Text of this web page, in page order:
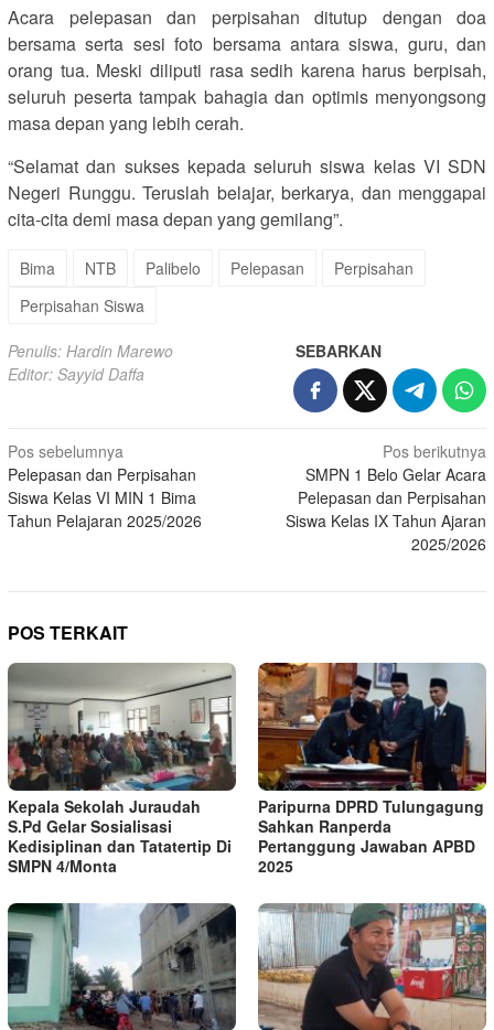
Acara pelepasan dan perpisahan ditutup dengan doa
bersama serta sesi foto bersama antara siswa, guru, dan
orang tua. Meski diliputi rasa sedih karena harus berpisah,
seluruh peserta tampak bahagia dan optimis menyongsong
masa depan yang lebih cerah.
“Selamat dan sukses kepada seluruh siswa kelas VI SDN
Negeri Runggu. Teruslah belajar, berkarya, dan menggapai
cita-cita demi masa depan yang gemilang”.
Bima NTB Palibelo Pelepasan
Perpisahan
Perpisahan Siswa
Penulis: Hardin Marewo
Editor: Sayyid Daffa
SEBARKAN
Navigasi
pos
Pos sebelumnya
Pelepasan dan Perpisahan
Siswa Kelas VI MIN 1 Bima
Tahun Pelajaran 2025/2026
Pos berikutnya
SMPN 1 Belo Gelar Acara
Pelepasan dan Perpisahan
Siswa Kelas IX Tahun Ajaran
2025/2026
POS TERKAIT
Kepala Sekolah Juraudah
S.Pd Gelar Sosialisasi
Kedisiplinan dan Tatatertip Di
SMPN 4/Monta
Paripurna DPRD Tulungagung
Sahkan Ranperda
Pertanggung Jawaban APBD
2025